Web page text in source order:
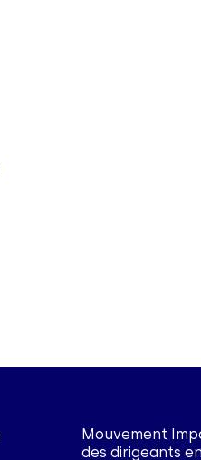
Mouvement
des dirigeants